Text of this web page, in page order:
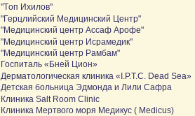
"Tоп Ихилов"
"Герцлийский Медицинский Центр"
"Медицинский центр Ассаф Арофе"
"Медицинский центр Исрамедик"
"Медицинский центр Рамбам"
Госпиталь «Бней Цион»
Дерматологическая клиника «I.P.T.C. Dead Sea»
Детская больница Эдмонда и Лили Сафра
Клиника Salt Room Clinic
Клиника Мертвого моря Медикус ( Medicus)